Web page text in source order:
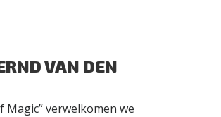
VAN DEN
Magic” verwelkomen we